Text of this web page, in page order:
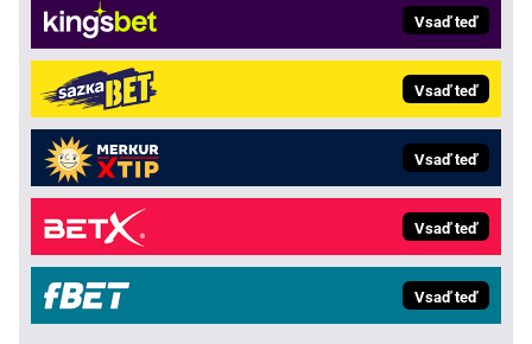
Vsaď teď
Vsaď teď
Vsaď teď
Vsaď teď
Vsaď teď